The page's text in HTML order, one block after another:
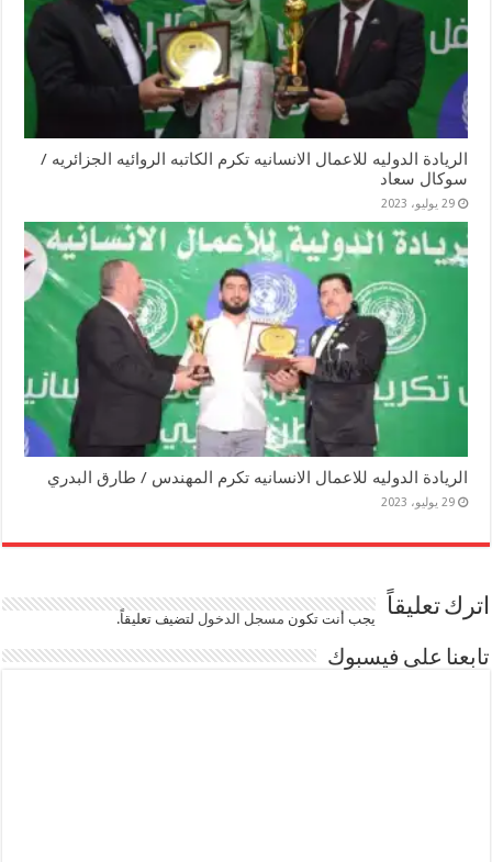
الريادة الدوليه للاعمال الانسانيه تكرم الكاتبه الروائيه الجزائريه /
سوكال سعاد
29 يوليو، 2023
الريادة الدوليه للاعمال الانسانيه تكرم المهندس / طارق البدري
29 يوليو، 2023
اترك تعليقاً يجب أنت تكون مسجل الدخوللتضيف تعليقاً.
تابعنا على فيسبوك